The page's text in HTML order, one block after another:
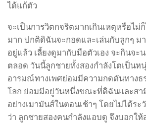
ได้แก้ตัว
จะเป็นการวิตกจริตมากเกินเหตุหรือไม่
มาก ปกติดิฉันจะกอดและเล่นกับลูกๆ มา
อยู่แล้ว เลี้ยงดูมากับมือตัวเอง จะกินจะ
ตลอด วันนี้ลูกชายทั้งสองกำลังโตเป็น
อารมณ์ทางเพศย่อมมีความกดดันทางธ
โลก ย่อมมีอยู่วันหนึ่งขณะที่ดิฉันและสา
อย่างเมามันส์ในตอนเช้าๆ โดยไม่ได้ร
ว่า ลูกชายสองคนกำลังแอบดู จึงบอกใ